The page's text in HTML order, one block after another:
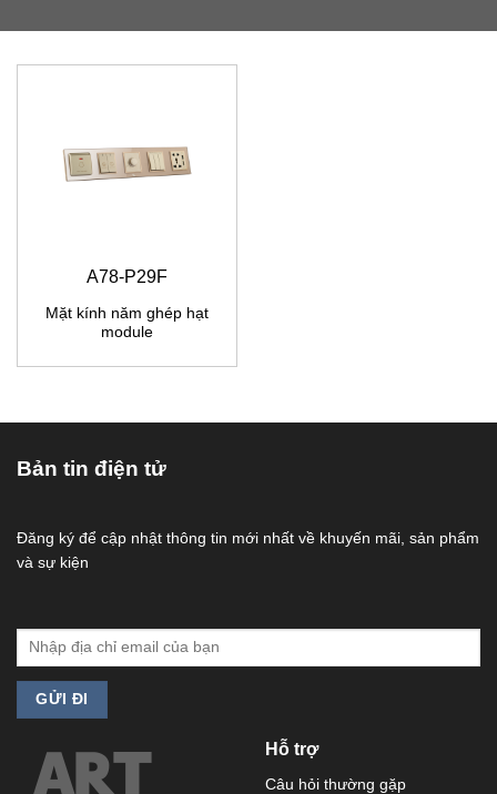
A78-P29F
Mặt kính năm ghép hạt
module
Bản tin điện tử
Đăng ký để cập nhật thông tin mới nhất về khuyến mãi, sản phẩm
và sự kiện
Hỗ trợ
Câu hỏi thường gặp